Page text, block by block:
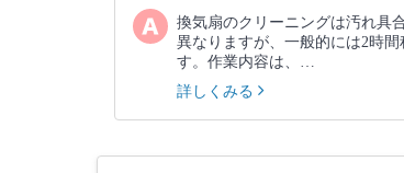
換気扇のクリーニングは汚れ具
異なりますが、一般的には2時
す。作業内容は、…
詳しくみる